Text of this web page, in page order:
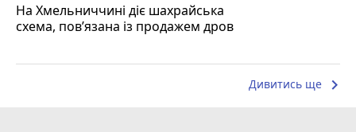
На Хмельниччині діє шахрайська
схема, пов’язана із продажем дров
Дивитись ще keyboard_arrow_right